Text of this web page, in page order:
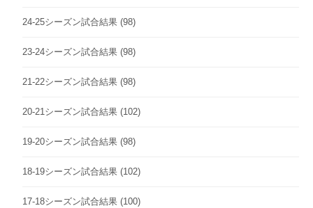
24-25シーズン試合結果 (98)
23-24シーズン試合結果 (98)
21-22シーズン試合結果 (98)
20-21シーズン試合結果 (102)
19-20シーズン試合結果 (98)
18-19シーズン試合結果 (102)
17-18シーズン試合結果 (100)